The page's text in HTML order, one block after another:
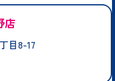
店
目8-17